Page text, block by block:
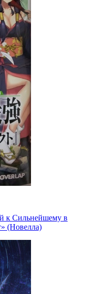
к Сильнейшему в
(Новелла)